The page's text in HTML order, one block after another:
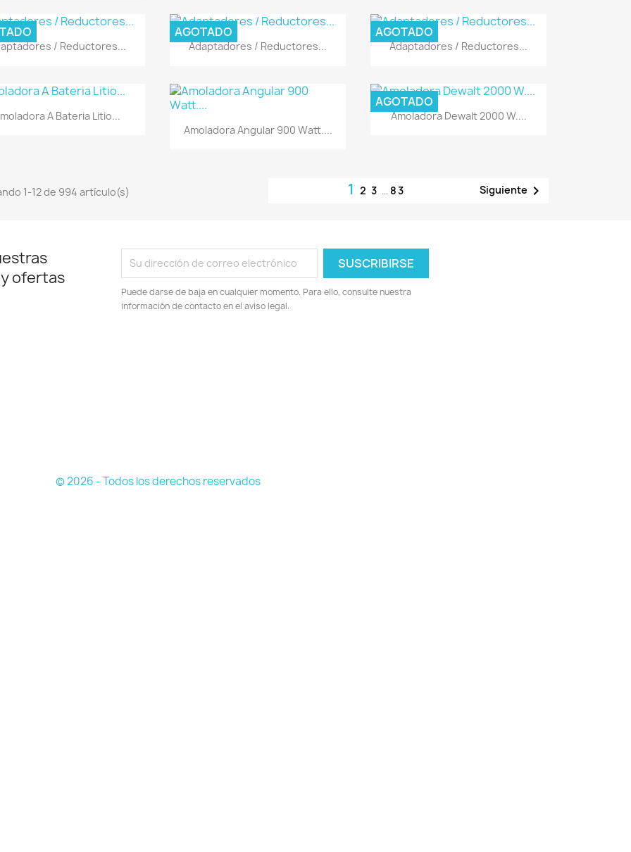
Vista rápida
/ Reductores... Vista rápida
Adaptadores / Reductores...
AGOTADO
Vista rápida
Adaptadores / Reductores...
AGOTADO
Vista rápida
A Bateria Litio...
Vista rápida
Amoladora Angular 900 Watt....
Vista rápida
Amoladora Dewalt 2000 W....
AGOTADO
1-12 de 994 artículo(s) 1 2 3 … 83 Siguiente 
ofertas
Puede darse de baja en cualquier momento. Para ello, consulte nuestra
información de contacto en el aviso legal.
© 2026 - Todos los derechos reservados